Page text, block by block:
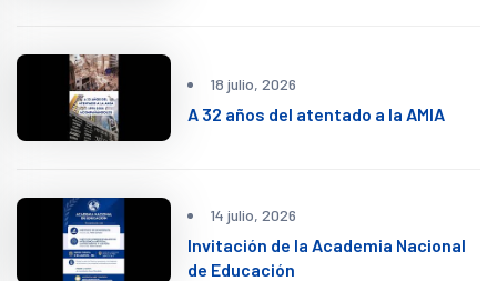
18 julio, 2026
A 32 años del atentado a la AMIA
14 julio, 2026
Invitación de la Academia Nacional
de Educación